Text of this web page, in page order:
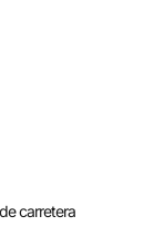
carretera